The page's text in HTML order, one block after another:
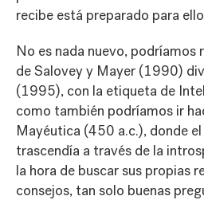
recibe está preparado para
No es nada nuevo, podríamos
de Salovey y Mayer (1990)
(1995), con la etiqueta de
como también podríamos ir
Mayéutica (450 a.c.), donde
trascendía a través de la
la hora de buscar sus propias
consejos, tan solo buenas